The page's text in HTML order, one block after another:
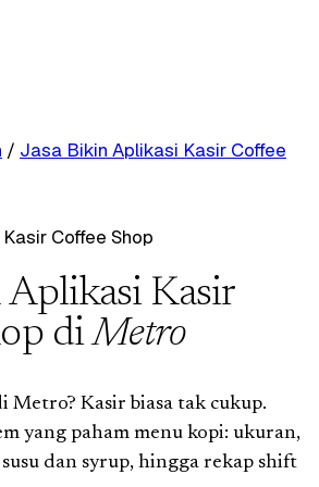
/ Jasa Bikin Aplikasi Kasir Coffee
Coffee Shop
Aplikasi Kasir
diMetro
Metro? Kasir biasa tak cukup.
yang paham menu kopi: ukuran,
dan syrup, hingga rekap shift